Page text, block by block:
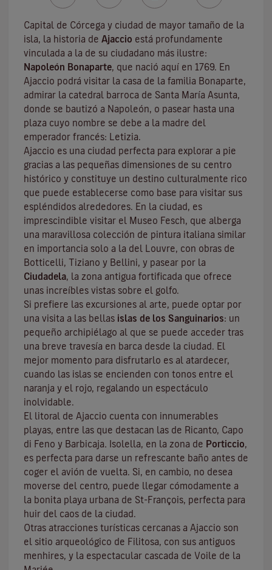
Capital de Córcega y ciudad de mayor tamaño de la
isla, la historia de Ajaccio está profundamente
vinculada a la de su ciudadano más ilustre:
Napoleón Bonaparte, que nació aquí en 1769. En
Ajaccio podrá visitar la casa de la familia Bonaparte,
admirar la catedral barroca de Santa María Asunta,
donde se bautizó a Napoleón, o pasear hasta una
plaza cuyo nombre se debe a la madre del
emperador francés: Letizia.
Ajaccio es una ciudad perfecta para explorar a pie
gracias a las pequeñas dimensiones de su centro
histórico y constituye un destino culturalmente rico
que puede establecerse como base para visitar sus
espléndidos alrededores. En la ciudad, es
imprescindible visitar el Museo Fesch, que alberga
una maravillosa colección de pintura italiana similar
en importancia solo a la del Louvre, con obras de
Botticelli, Tiziano y Bellini, y pasear por la
Ciudadela, la zona antigua fortificada que ofrece
unas increíbles vistas sobre el golfo.
Si prefiere las excursiones al arte, puede optar por
una visita a las bellas islas de los Sanguinarios: un
pequeño archipiélago al que se puede acceder tras
una breve travesía en barca desde la ciudad. El
mejor momento para disfrutarlo es al atardecer,
cuando las islas se encienden con tonos entre el
naranja y el rojo, regalando un espectáculo
inolvidable.
El litoral de Ajaccio cuenta con innumerables
playas, entre las que destacan las de Ricanto, Capo
di Feno y Barbicaja. Isolella, en la zona de Porticcio,
es perfecta para darse un refrescante baño antes de
coger el avión de vuelta. Si, en cambio, no desea
moverse del centro, puede llegar cómodamente a
la bonita playa urbana de St-François, perfecta para
huir del caos de la ciudad.
Otras atracciones turísticas cercanas a Ajaccio son
el sitio arqueológico de Filitosa, con sus antiguos
menhires, y la espectacular cascada de Voile de la